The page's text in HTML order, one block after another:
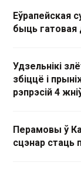
Еўрапейская
быць гатовая
Удзельнікі
збіццё і
рэпрэсій 4
Перамовы ў
сцэнар стаць